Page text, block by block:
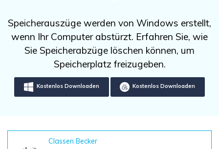
Kostenlos Testen
Recoverit kostenlos
Verlorene/gel?schte Daten kostenlos
Datenverlust-Szenarien
ALLE FUNKTIONEN ENTDECKEN
Aktuelles Thema
search
Speicherauszüge werden von Windows erstellt,
wenn Ihr Computer abstürzt. Erfahren Sie, wie
Sie Speicherabzüge löschen können, um
Speicherplatz freizugeben.
Kostenlos Downloaden Kostenlos Downloaden
Classen Becker